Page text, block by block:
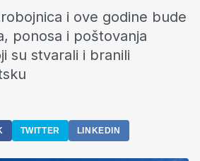
i ove godine bude
ponosa i poštovanja
su stvarali i branili
TWITTER LINKEDIN